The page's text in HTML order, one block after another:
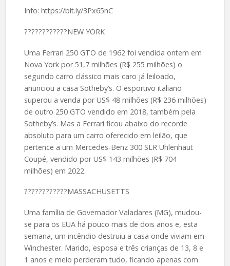
Info: https://bit.ly/3Px65nC
????️????????NEW YORK
Uma Ferrari 250 GTO de 1962 foi vendida ontem em
Nova York por 51,7 milhões (R$ 255 milhões) o
segundo carro clássico mais caro já leiloado,
anunciou a casa Sotheby’s. O esportivo italiano
superou a venda por US$ 48 milhões (R$ 236 milhões)
de outro 250 GTO vendido em 2018, também pela
Sotheby’s. Mas a Ferrari ficou abaixo do recorde
absoluto para um carro oferecido em leilão, que
pertence a um Mercedes-Benz 300 SLR Uhlenhaut
Coupé, vendido por US$ 143 milhões (R$ 704
milhões) em 2022.
????️????????MASSACHUSETTS
Uma família de Governador Valadares (MG), mudou-
se para os EUA há pouco mais de dois anos e, esta
semana, um incêndio destruiu a casa onde viviam em
Winchester. Marido, esposa e três crianças de 13, 8 e
1 anos e meio perderam tudo, ficando apenas com